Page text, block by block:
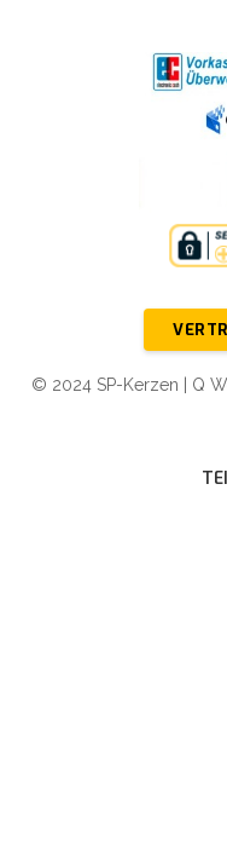
© 2024 SP-Kerzen | Q